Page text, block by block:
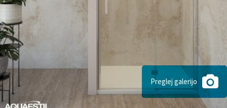
Preglej galerijo